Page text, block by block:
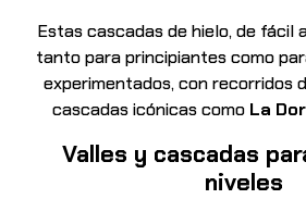
Estas cascadas de hielo, de fácil
tanto para principiantes como
experimentados, con recorridos
cascadas icónicas como La
Valles y cascadas
niveles